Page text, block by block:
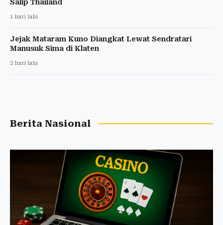
Salip Thailand
1 hari lalu
Jejak Mataram Kuno Diangkat Lewat Sendratari
Manusuk Sima di Klaten
2 hari lalu
Berita Nasional